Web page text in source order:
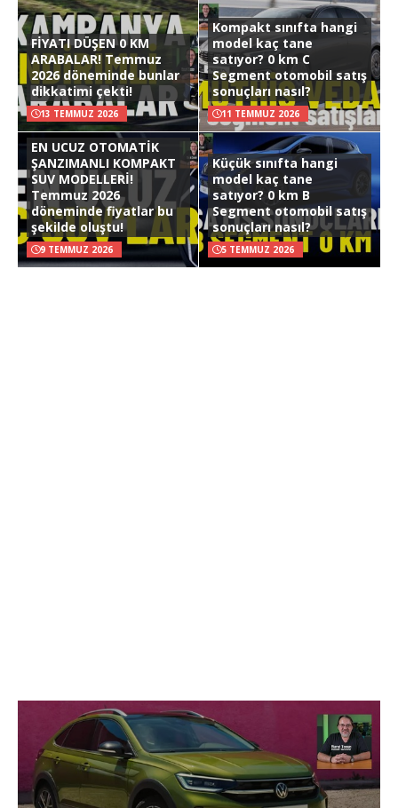
FİYATI DÜŞEN 0 KM
ARABALAR! Temmuz
2026 döneminde bunlar
dikkatimi çekti!
13 TEMMUZ 2026
Kompakt sınıfta hangi
model kaç tane
satıyor? 0 km C
Segment otomobil satış
sonuçları nasıl?
11 TEMMUZ 2026
EN UCUZ OTOMATİK
ŞANZIMANLI KOMPAKT
SUV MODELLERİ!
Temmuz 2026
döneminde fiyatlar bu
şekilde oluştu!
9 TEMMUZ 2026
Küçük sınıfta hangi
model kaç tane
satıyor? 0 km B
Segment otomobil satış
sonuçları nasıl?
5 TEMMUZ 2026